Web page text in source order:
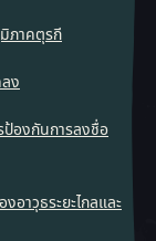
ภาคตุรกี
ง
ป้องกันการลงชื่อ
อาวุธระยะไกลและ